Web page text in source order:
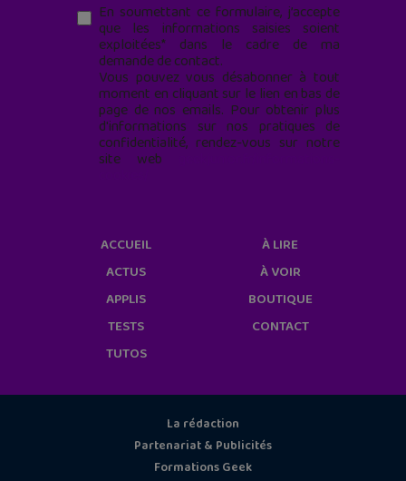
En soumettant ce formulaire, j’accepte
que les informations saisies soient
exploitées* dans le cadre de ma
demande de contact.
Vous pouvez vous désabonner à tout
moment en cliquant sur le lien en bas de
page de nos emails. Pour obtenir plus
d'informations sur nos pratiques de
confidentialité, rendez-vous sur notre
site web
ACCUEIL
ACTUS
APPLIS
TESTS
TUTOS
À LIRE
À VOIR
BOUTIQUE
CONTACT
La rédaction
Partenariat & Publicités
Formations Geek